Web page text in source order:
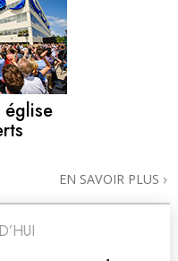
église
EN SAVOIR PLUS